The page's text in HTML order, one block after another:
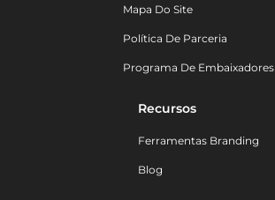
Mapa Do Site
Política De Parceria
Programa De Embaixadores
Recursos
Ferramentas Branding
Blog